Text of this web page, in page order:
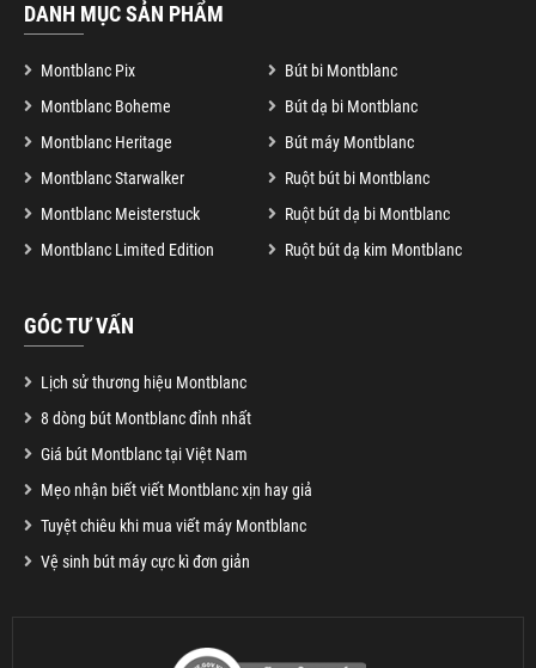
DANH MỤC SẢN PHẨM
Montblanc Pix
Bút bi Montblanc
Montblanc Boheme
Bút dạ bi Montblanc
Montblanc Heritage
Bút máy Montblanc
Montblanc Starwalker
Ruột bút bi Montblanc
Montblanc Meisterstuck
Ruột bút dạ bi Montblanc
Montblanc Limited Edition
Ruột bút dạ kim Montblanc
GÓC TƯ VẤN
Lịch sử thương hiệu Montblanc
8 dòng bút Montblanc đỉnh nhất
Giá bút Montblanc tại Việt Nam
Mẹo nhận biết viết Montblanc xịn hay giả
Tuyệt chiêu khi mua viết máy Montblanc
Vệ sinh bút máy cực kì đơn giản